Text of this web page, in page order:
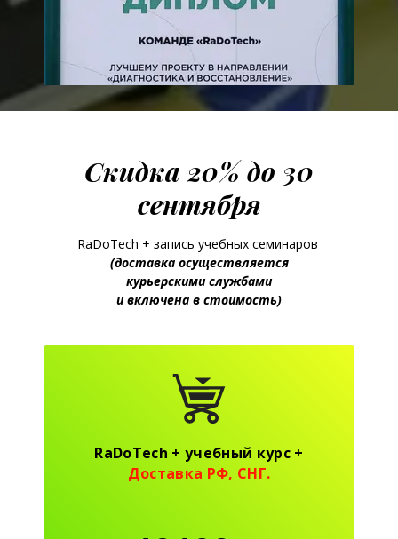
Скидка 20% до 30
сентября
RaDoTech + запись учебных семинаров
(доставка осуществляется
курьерскими службами
и включена в стоимость)
RaDoTech + учебный курс+
Доставка РФ, СНГ.